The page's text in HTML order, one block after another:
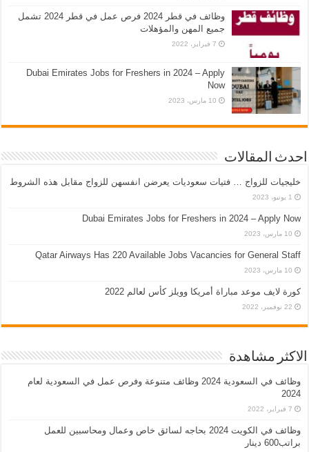
وظائف في قطر 2024 فرص عمل في قطر 2024 تشمل
جميع المهن والمؤهلات
7 فبراير، 2022
Dubai Emirates Jobs for Freshers in 2024 – Apply
Now
10 مارس، 2023
احدث المقالات
خليجيات للزواج … فتيات سعوديات يعرضن انفسهن للزواج مقابل هذه الشروط
1 يونيو، 2023
Dubai Emirates Jobs for Freshers in 2024 – Apply Now
10 مارس، 2023
Qatar Airways Has 220 Available Jobs Vacancies for General Staff
10 مارس، 2023
كورة لايف موعد مباراة أمريكا وويلز كأس لعالم 2022
22 نوفمبر، 2022
الاكثر مشاهدة
وظائف في السعودية 2024 وظائف متنوعة وفرص عمل في السعودية لعام
2024
7 فبراير، 2022
وظائف في الكويت 2024 بحاجه لسائق خاص وعمال ومحاسبين للعمل
براتب600 دينار